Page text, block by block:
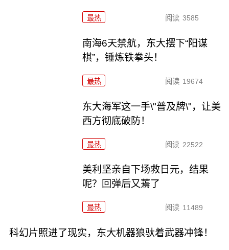
最热 阅读 3585
南海6天禁航，东大摆下“阳谋
棋”，锤炼铁拳头！
最热 阅读 19674
东大海军这一手\"普及牌\"，让美
西方彻底破防！
最热 阅读 22522
美利坚亲自下场救日元，结果
呢？回弹后又蔫了
最热 阅读 11489
科幻片照进了现实，东大机器狼驮着武器冲锋！